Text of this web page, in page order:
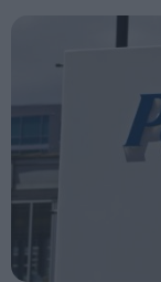
Ciencia y tecnología
Digitalización
Sostenibilidad